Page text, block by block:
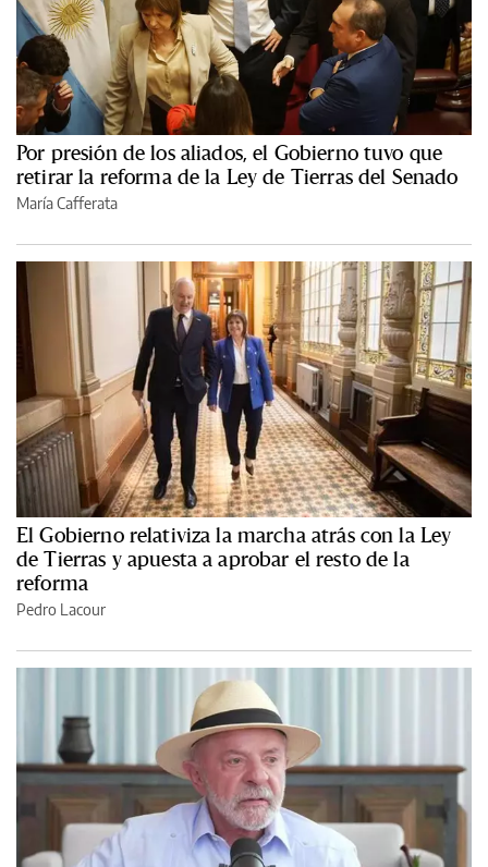
Por presión de los aliados, el Gobierno tuvo que
retirar la reforma de la Ley de Tierras del Senado
María Cafferata
El Gobierno relativiza la marcha atrás con la Ley
de Tierras y apuesta a aprobar el resto de la
reforma
Pedro Lacour